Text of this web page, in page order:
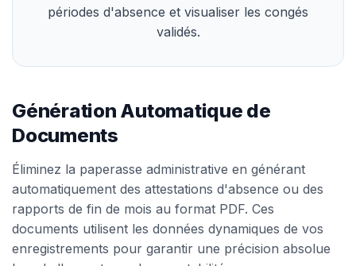
périodes d'absence et visualiser les congés
validés.
Génération Automatique de
Documents
Éliminez la paperasse administrative en générant
automatiquement des attestations d'absence ou des
rapports de fin de mois au format PDF. Ces
documents utilisent les données dynamiques de vos
enregistrements pour garantir une précision absolue